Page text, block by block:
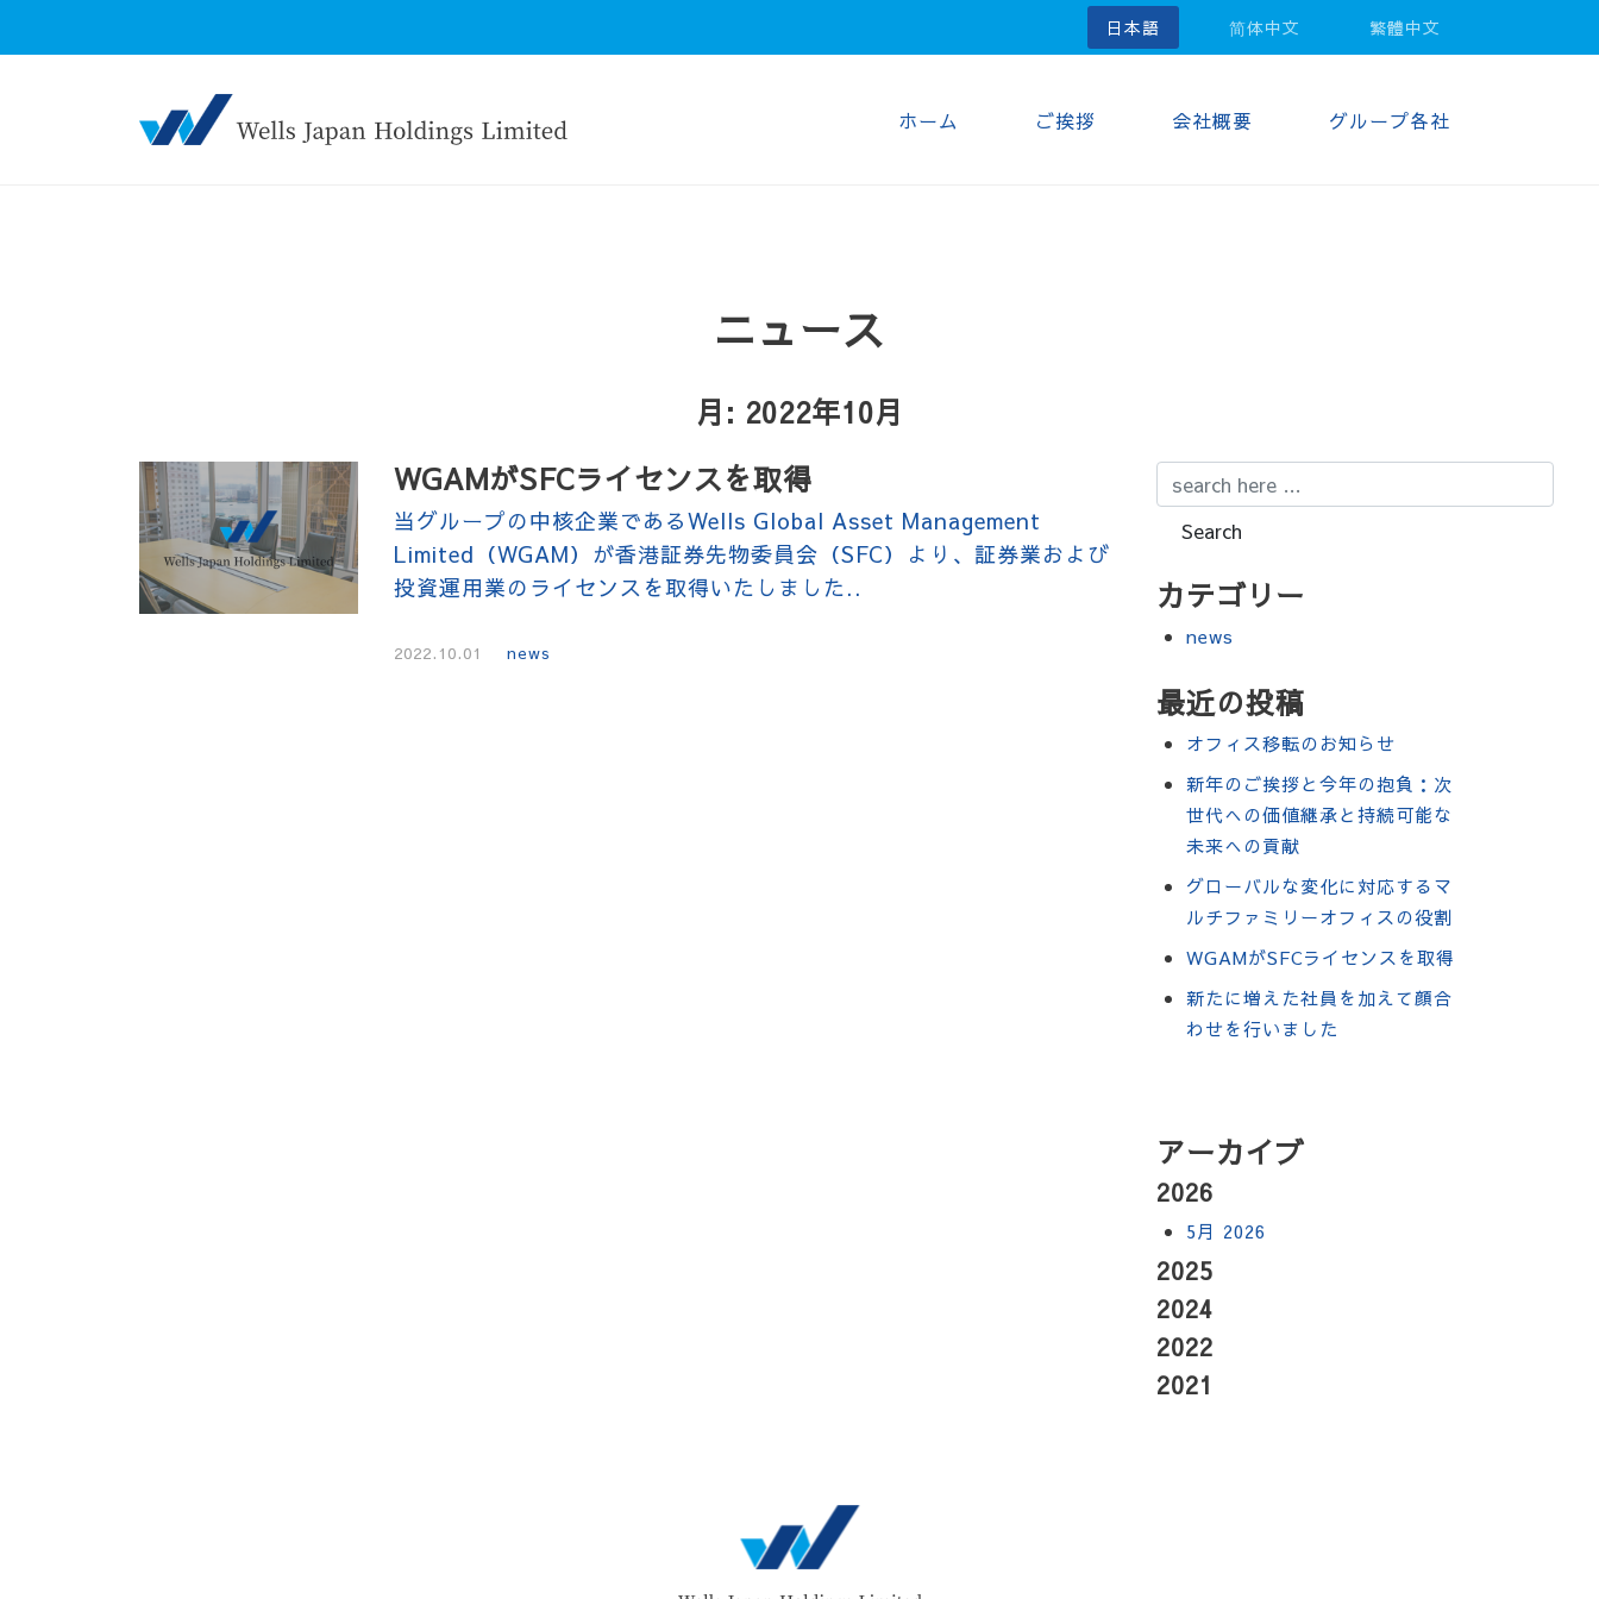
日本語 简体中文 繁體中文
ホーム ご挨拶 会社概要 グループ各社
ニュース
月: 2022年10月
WGAMがSFCライセンスを取得
当グループの中核企業であるWells Global Asset Management
Limited（WGAM）が香港証券先物委員会（SFC）より、証券業および
投資運用業のライセンスを取得いたしました..
2022.10.01 news
Email address
Search
カテゴリー
news
最近の投稿
オフィス移転のお知らせ
新年のご挨拶と今年の抱負：次
世代への価値継承と持続可能な
未来への貢献
グローバルな変化に対応するマ
ルチファミリーオフィスの役割
WGAMがSFCライセンスを取得
新たに増えた社員を加えて顔合
わせを行いました
アーカイブ
2026
5月 2026
2025
2024
2022
2021